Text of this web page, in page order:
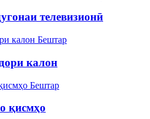
телевизионӣ
Бештар
калон
Бештар
қисмҳо